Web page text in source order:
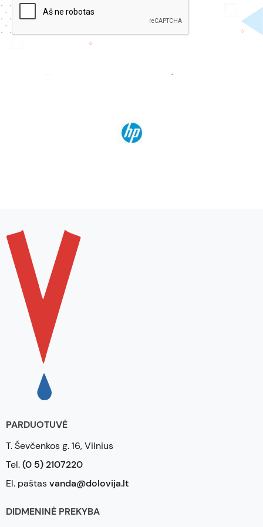
PARDUOTUVĖ
T. Ševčenkos g. 16, Vilnius
Tel.(0 5) 2107220
El. paštasvanda@dolovija.lt
DIDMENINĖ PREKYBA